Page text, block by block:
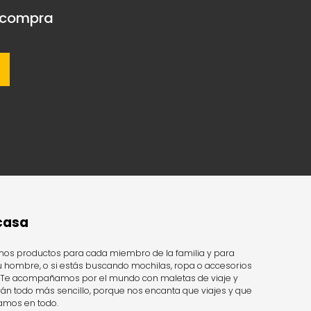
productos para cada miembro de la familia y para
hombre, o si estás buscando mochilas, ropa o accesorios
acompañamos por el mundo con maletas de viaje y
todo más sencillo, porque nos encanta que viajes y que
en todo.